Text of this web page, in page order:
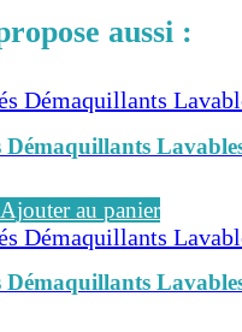
aussi :
Démaquillants
Ajouter au panier
Démaquillants